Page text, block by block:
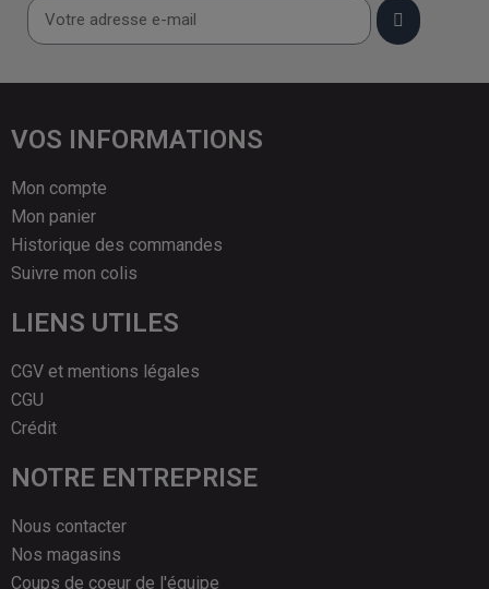
VOS INFORMATIONS
Mon compte
Mon panier
Historique des commandes
Suivre mon colis
LIENS UTILES
CGV et mentions légales
CGU
Crédit
NOTRE ENTREPRISE
Nous contacter
Nos magasins
Coups de coeur de l'équipe